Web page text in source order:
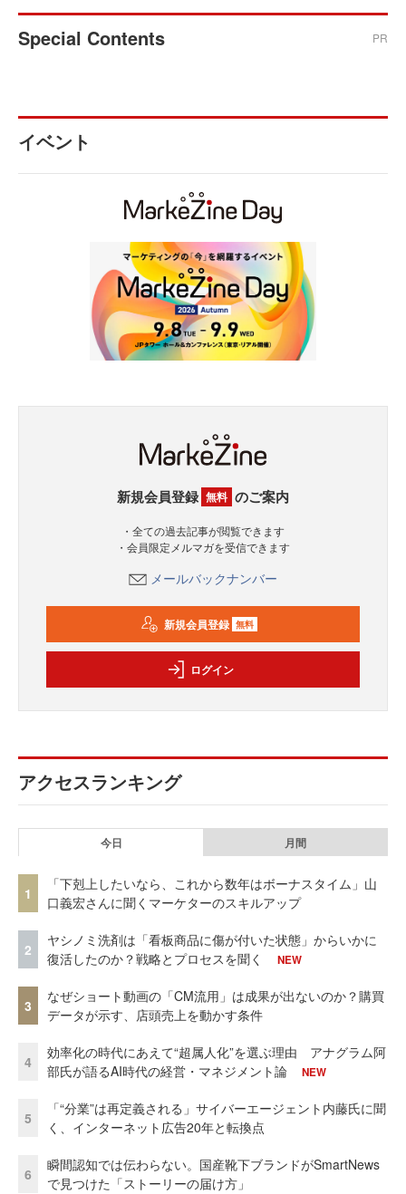
Special Contents PR
イベント
新規会員登録 無料 のご案内
・全ての過去記事が閲覧できます
・会員限定メルマガを受信できます
メールバックナンバー
新規会員登録 無料
ログイン
アクセスランキング
今日 月間
1
「下剋上したいなら、これから数年はボーナスタイム」山
口義宏さんに聞くマーケターのスキルアップ
2
ヤシノミ洗剤は「看板商品に傷が付いた状態」からいかに
復活したのか？戦略とプロセスを聞く
NEW
3
なぜショート動画の「CM流用」は成果が出ないのか？購買
データが示す、店頭売上を動かす条件
4
効率化の時代にあえて“超属人化”を選ぶ理由 アナグラム阿
部氏が語るAI時代の経営・マネジメント論
NEW
5
「“分業”は再定義される」サイバーエージェント内藤氏に聞
く、インターネット広告20年と転換点
6
瞬間認知では伝わらない。国産靴下ブランドがSmartNews
で見つけた「ストーリーの届け方」